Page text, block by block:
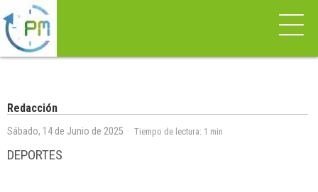
Redacción
Sábado, 14 de Junio de 2025 Tiempo de lectura: 1 min
DEPORTES